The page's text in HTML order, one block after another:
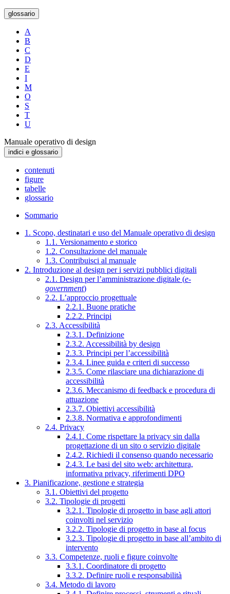
glossario
A
B
C
D
E
I
M
O
S
T
U
Manuale operativo di design
indici e glossario
contenuti
figure
tabelle
glossario
Sommario
1. Scopo, destinatari e uso del Manuale operativo di design
1.1. Versionamento e storico
1.2. Consultazione del manuale
1.3. Contribuisci al manuale
2. Introduzione al design per i servizi pubblici digitali
2.1. Design per l’amministrazione digitale (e-
government)
2.2. L’approccio progettuale
2.2.1. Buone pratiche
2.2.2. Principi
2.3. Accessibilità
2.3.1. Definizione
2.3.2. Accessibilità by design
2.3.3. Principi per l’accessibilità
2.3.4. Linee guida e criteri di successo
2.3.5. Come rilasciare una dichiarazione di
accessibilità
2.3.6. Meccanismo di feedback e procedura di
attuazione
2.3.7. Obiettivi accessibilità
2.3.8. Normativa e approfondimenti
2.4. Privacy
2.4.1. Come rispettare la privacy sin dalla
progettazione di un sito o servizio digitale
2.4.2. Richiedi il consenso quando necessario
2.4.3. Le basi del sito web: architettura,
informativa privacy, riferimenti DPO
3. Pianificazione, gestione e strategia
3.1. Obiettivi del progetto
3.2. Tipologie di progetti
3.2.1. Tipologie di progetto in base agli attori
coinvolti nel servizio
3.2.2. Tipologie di progetto in base al focus
3.2.3. Tipologie di progetto in base all’ambito di
intervento
3.3. Competenze, ruoli e figure coinvolte
3.3.1. Coordinatore di progetto
3.3.2. Definire ruoli e responsabilità
3.4. Metodo di lavoro